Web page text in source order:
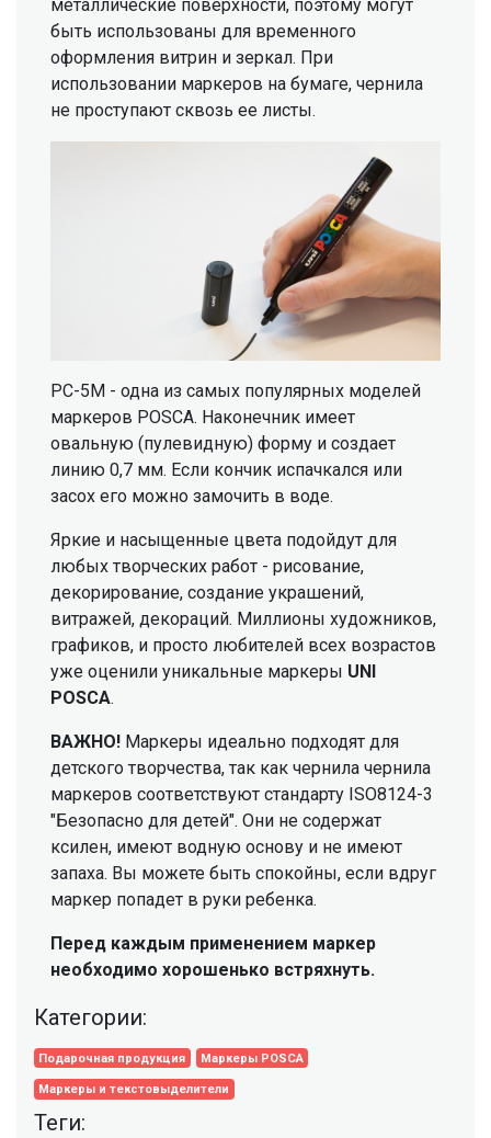
металлические поверхности, поэтому могут
быть использованы для временного
оформления витрин и зеркал. При
использовании маркеров на бумаге, чернила
не проступают сквозь ее листы.
PC-5M - одна из самых популярных моделей
маркеров POSCA. Наконечник имеет
овальную (пулевидную) форму и создает
линию 0,7 мм. Если кончик испачкался или
засох его можно замочить в воде.
Яркие и насыщенные цвета подойдут для
любых творческих работ - рисование,
декорирование, создание украшений,
витражей, декораций. Миллионы художников,
графиков, и просто любителей всех возрастов
уже оценили уникальные маркеры UNI
POSCA.
ВАЖНО! Маркеры идеально подходят для
детского творчества, так как чернила чернила
маркеров соответствуют стандарту ISO8124-3
"Безопасно для детей". Они не содержат
ксилен, имеют водную основу и не имеют
запаха. Вы можете быть спокойны, если вдруг
маркер попадет в руки ребенка.
Перед каждым применением маркер
необходимо хорошенько встряхнуть.
Категории:
Подарочная продукция Маркеры POSCA
Маркеры и текстовыделители
Теги: